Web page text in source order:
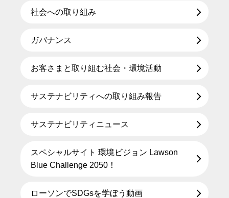
社会への取り組み
ガバナンス
お客さまと取り組む社会・環境活動
サステナビリティへの取り組み報告
サステナビリティニュース
スペシャルサイト 環境ビジョン Lawson
Blue Challenge 2050！
ローソンでSDGsを学ぼう動画